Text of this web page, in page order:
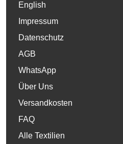
English
Impressum
Datenschutz
AGB
WhatsApp
Über Uns
Versandkosten
FAQ
Alle Textilien